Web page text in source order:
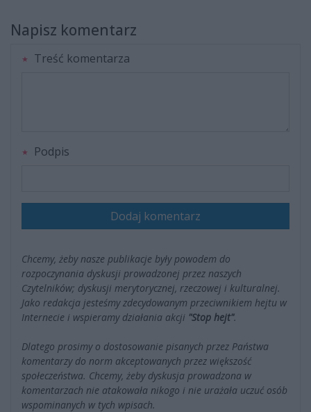
Napisz komentarz
Treść komentarza
Podpis
Dodaj komentarz
Chcemy, żeby nasze publikacje były powodem do
rozpoczynania dyskusji prowadzonej przez naszych
Czytelników; dyskusji merytorycznej, rzeczowej i kulturalnej.
Jako redakcja jesteśmy zdecydowanym przeciwnikiem hejtu w
Internecie i wspieramy działania akcji "Stop hejt".
Dlatego prosimy o dostosowanie pisanych przez Państwa
komentarzy do norm akceptowanych przez większość
społeczeństwa. Chcemy, żeby dyskusja prowadzona w
komentarzach nie atakowała nikogo i nie urażała uczuć osób
wspominanych w tych wpisach.